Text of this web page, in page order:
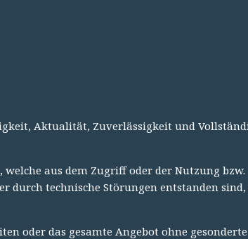
Aktualität, Zuverlässigkeit und
aus dem Zugriff oder der Nutzung bzw.
technische Störungen entstanden
oder das gesamte Angebot ohne gesonderte